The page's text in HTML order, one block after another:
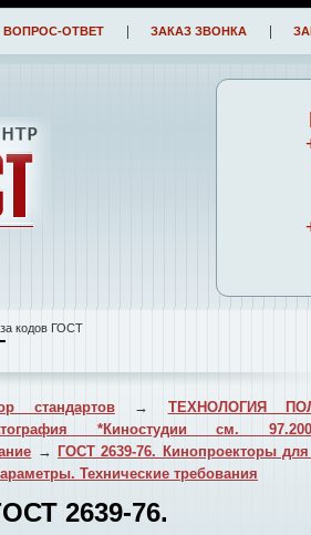
ВОПРОС-ОТВЕТ ЗАКАЗ ЗВОНКА
кодов ГОСТ
стандартов→ ТЕХНОЛОГИЯ
*Киностудии см.
→ ГОСТ 2639-76. Кинопроекторы
Технические требования
2639-76.